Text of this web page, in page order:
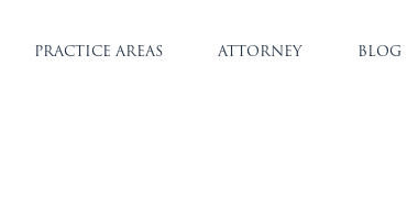
PRACTICE AREAS ATTORNEY BLOG